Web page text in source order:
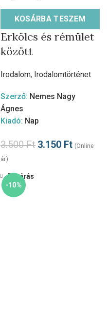
KOSÁRBA TESZEM
Erkölcs és rémület
között
Irodalom, Irodalomtörténet
Szerző: Nemes Nagy
Ágnes
Kiadó: Nap
3.500Ft 3.150 Ft (Online
ár)
-10%
Bezárás